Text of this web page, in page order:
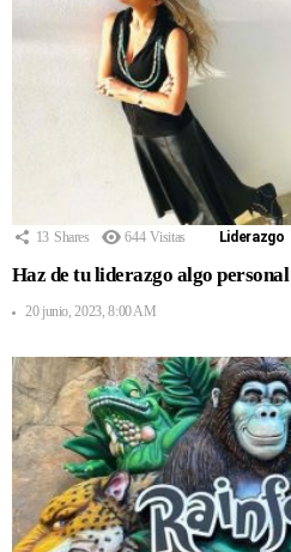
13 Shares 644 Visitas Liderazgo
Haz de tu liderazgo algo personal
20 junio, 2023, 8:00 AM